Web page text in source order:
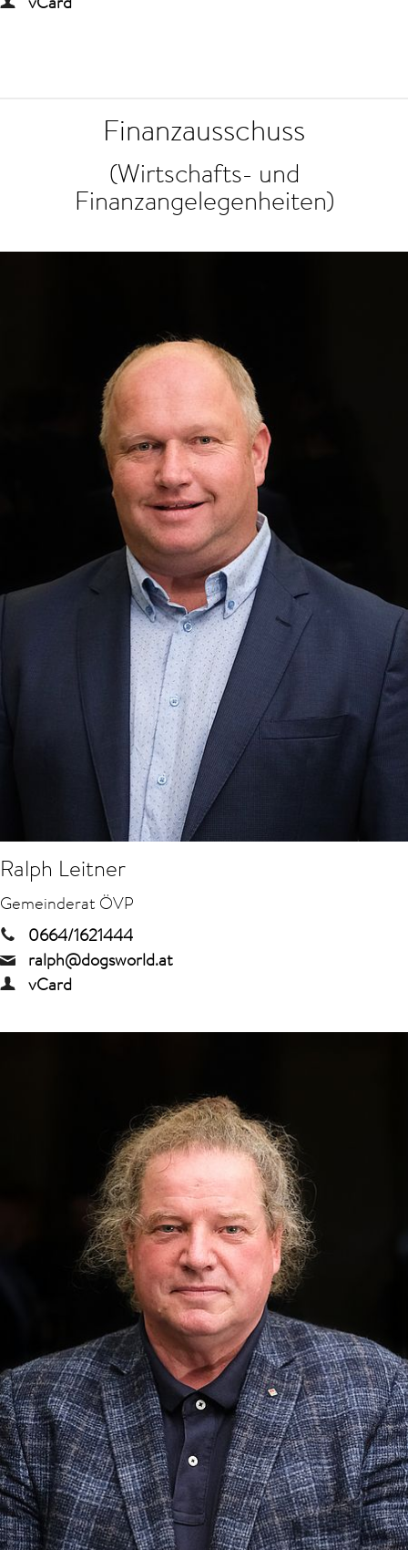
Finanzausschuss
(Wirtschafts- und
Finanzangelegenheiten)
Ralph Leitner
Gemeinderat ÖVP
0664/1621444
ralph@dogsworld.at
vCard